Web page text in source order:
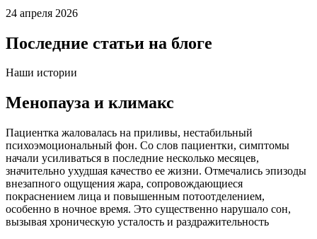
24 апреля 2026
Последние статьи на блоге
Наши истории
Менопауза и климакс
Пациентка жаловалась на приливы, нестабильный
психоэмоциональный фон. Со слов пациентки, симптомы
начали усиливаться в последние несколько месяцев,
значительно ухудшая качество ее жизни. Отмечались эпизоды
внезапного ощущения жара, сопровождающиеся
покраснением лица и повышенным потоотделением,
особенно в ночное время. Это существенно нарушало сон,
вызывая хроническую усталость и раздражительность